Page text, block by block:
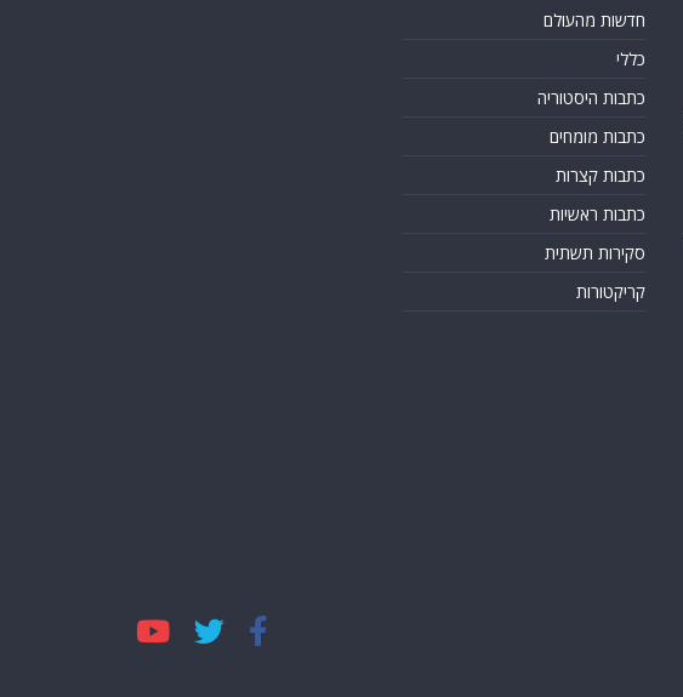
חדשות מהעולם
כללי
כתבות היסטוריה
כתבות מומחים
כתבות קצרות
כתבות ראשיות
סקירות תשתית
קריקטורות